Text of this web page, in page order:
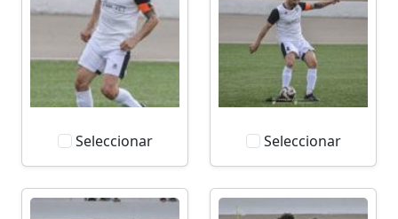
Seleccionar Seleccionar